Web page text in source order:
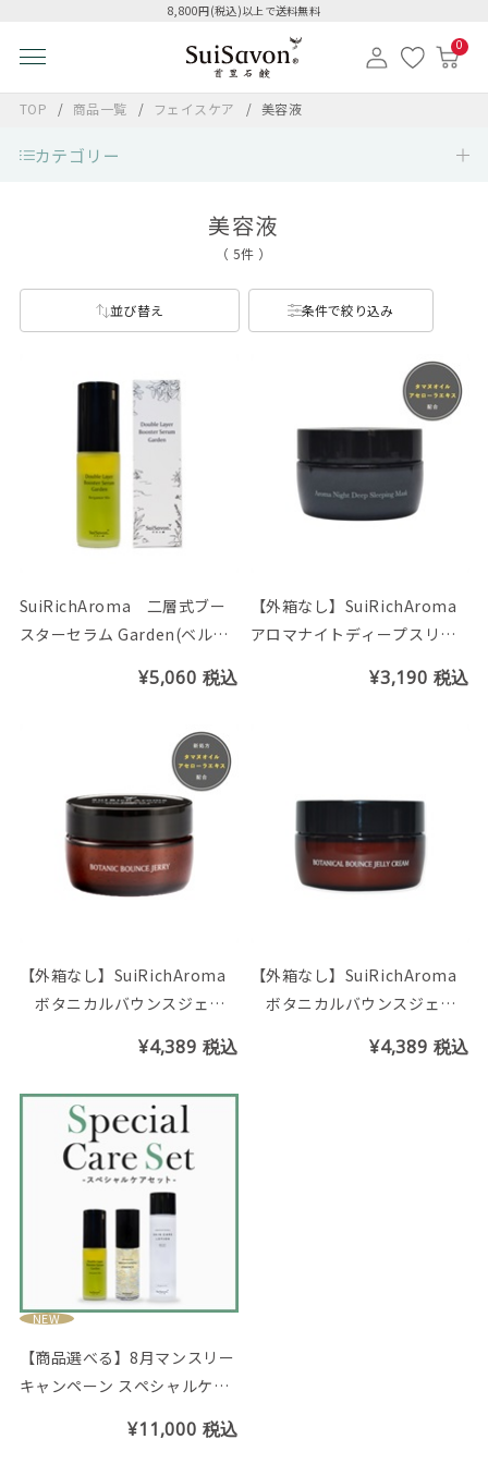
8,800円(税込)以上で送料無料
0
TOP 商品一覧 フェイスケア 美容液
カテゴリー
美容液
（ 5件 ）
並び替え 条件で絞り込み
SuiRichAroma 二層式ブー
スターセラム Garden(ベルガ
¥5,060 税込
【外箱なし】SuiRichAroma
アロマナイトディープスリー
¥3,190 税込
【外箱なし】SuiRichAroma
ボタニカルバウンスジェリ
¥4,389 税込
【外箱なし】SuiRichAroma
ボタニカルバウンスジェリ
¥4,389 税込
NEW
【商品選べる】8月マンスリー
キャンペーン スペシャルケア
¥11,000 税込